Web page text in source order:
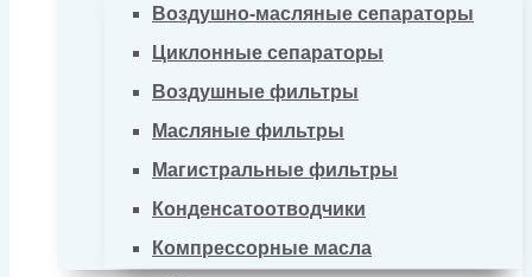
Воздушно-масляные сепараторы
Циклонные сепараторы
Воздушные фильтры
Масляные фильтры
Магистральные фильтры
Конденсатоотводчики
Компрессорные масла